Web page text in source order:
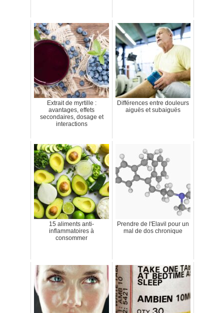
Extrait de myrtille :
avantages, effets
secondaires, dosage et
interactions
Différences entre douleurs
aiguës et subaiguës
15 aliments anti-
inflammatoires à
consommer
Prendre de l'Elavil pour un
mal de dos chronique